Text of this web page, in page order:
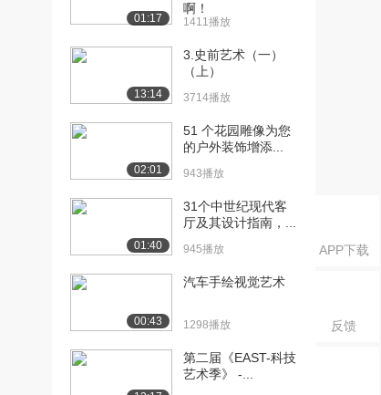
APP下载
反馈
[16] 中国古代建筑艺术：
装饰艺术特点——...
装饰艺术特点——...
01:17
啊！
1411播放
13:14
3.史前艺术（一）
（上）
3714播放
02:01
51 个花园雕像为您
的户外装饰增添...
943播放
01:40
31个中世纪现代客
厅及其设计指南，...
945播放
00:43
汽车手绘视觉艺术
1298播放
第二届《EAST-科技
艺术季》 -...